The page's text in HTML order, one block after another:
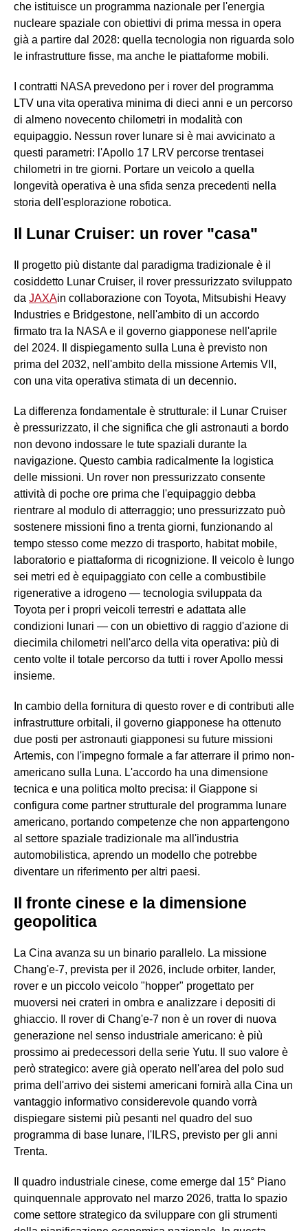
che istituisce un programma nazionale per l'energia
nucleare spaziale con obiettivi di prima messa in opera
già a partire dal 2028: quella tecnologia non riguarda solo
le infrastrutture fisse, ma anche le piattaforme mobili.
I contratti NASA prevedono per i rover del programma
LTV una vita operativa minima di dieci anni e un percorso
di almeno novecento chilometri in modalità con
equipaggio. Nessun rover lunare si è mai avvicinato a
questi parametri: l'Apollo 17 LRV percorse trentasei
chilometri in tre giorni. Portare un veicolo a quella
longevità operativa è una sfida senza precedenti nella
storia dell'esplorazione robotica.
Il Lunar Cruiser: un rover "casa"
Il progetto più distante dal paradigma tradizionale è il
cosiddetto Lunar Cruiser, il rover pressurizzato sviluppato
da JAXAin collaborazione con Toyota, Mitsubishi Heavy
Industries e Bridgestone, nell'ambito di un accordo
firmato tra la NASA e il governo giapponese nell'aprile
del 2024. Il dispiegamento sulla Luna è previsto non
prima del 2032, nell'ambito della missione Artemis VII,
con una vita operativa stimata di un decennio.
La differenza fondamentale è strutturale: il Lunar Cruiser
è pressurizzato, il che significa che gli astronauti a bordo
non devono indossare le tute spaziali durante la
navigazione. Questo cambia radicalmente la logistica
delle missioni. Un rover non pressurizzato consente
attività di poche ore prima che l'equipaggio debba
rientrare al modulo di atterraggio; uno pressurizzato può
sostenere missioni fino a trenta giorni, funzionando al
tempo stesso come mezzo di trasporto, habitat mobile,
laboratorio e piattaforma di ricognizione. Il veicolo è lungo
sei metri ed è equipaggiato con celle a combustibile
rigenerative a idrogeno — tecnologia sviluppata da
Toyota per i propri veicoli terrestri e adattata alle
condizioni lunari — con un obiettivo di raggio d'azione di
diecimila chilometri nell'arco della vita operativa: più di
cento volte il totale percorso da tutti i rover Apollo messi
insieme.
In cambio della fornitura di questo rover e di contributi alle
infrastrutture orbitali, il governo giapponese ha ottenuto
due posti per astronauti giapponesi su future missioni
Artemis, con l'impegno formale a far atterrare il primo non-
americano sulla Luna. L'accordo ha una dimensione
tecnica e una politica molto precisa: il Giappone si
configura come partner strutturale del programma lunare
americano, portando competenze che non appartengono
al settore spaziale tradizionale ma all'industria
automobilistica, aprendo un modello che potrebbe
diventare un riferimento per altri paesi.
Il fronte cinese e la dimensione
geopolitica
La Cina avanza su un binario parallelo. La missione
Chang'e-7, prevista per il 2026, include orbiter, lander,
rover e un piccolo veicolo "hopper" progettato per
muoversi nei crateri in ombra e analizzare i depositi di
ghiaccio. Il rover di Chang'e-7 non è un rover di nuova
generazione nel senso industriale americano: è più
prossimo ai predecessori della serie Yutu. Il suo valore è
però strategico: avere già operato nell'area del polo sud
prima dell'arrivo dei sistemi americani fornirà alla Cina un
vantaggio informativo considerevole quando vorrà
dispiegare sistemi più pesanti nel quadro del suo
programma di base lunare, l'ILRS, previsto per gli anni
Trenta.
Il quadro industriale cinese, come emerge dal 15° Piano
quinquennale approvato nel marzo 2026, tratta lo spazio
come settore strategico da sviluppare con gli strumenti